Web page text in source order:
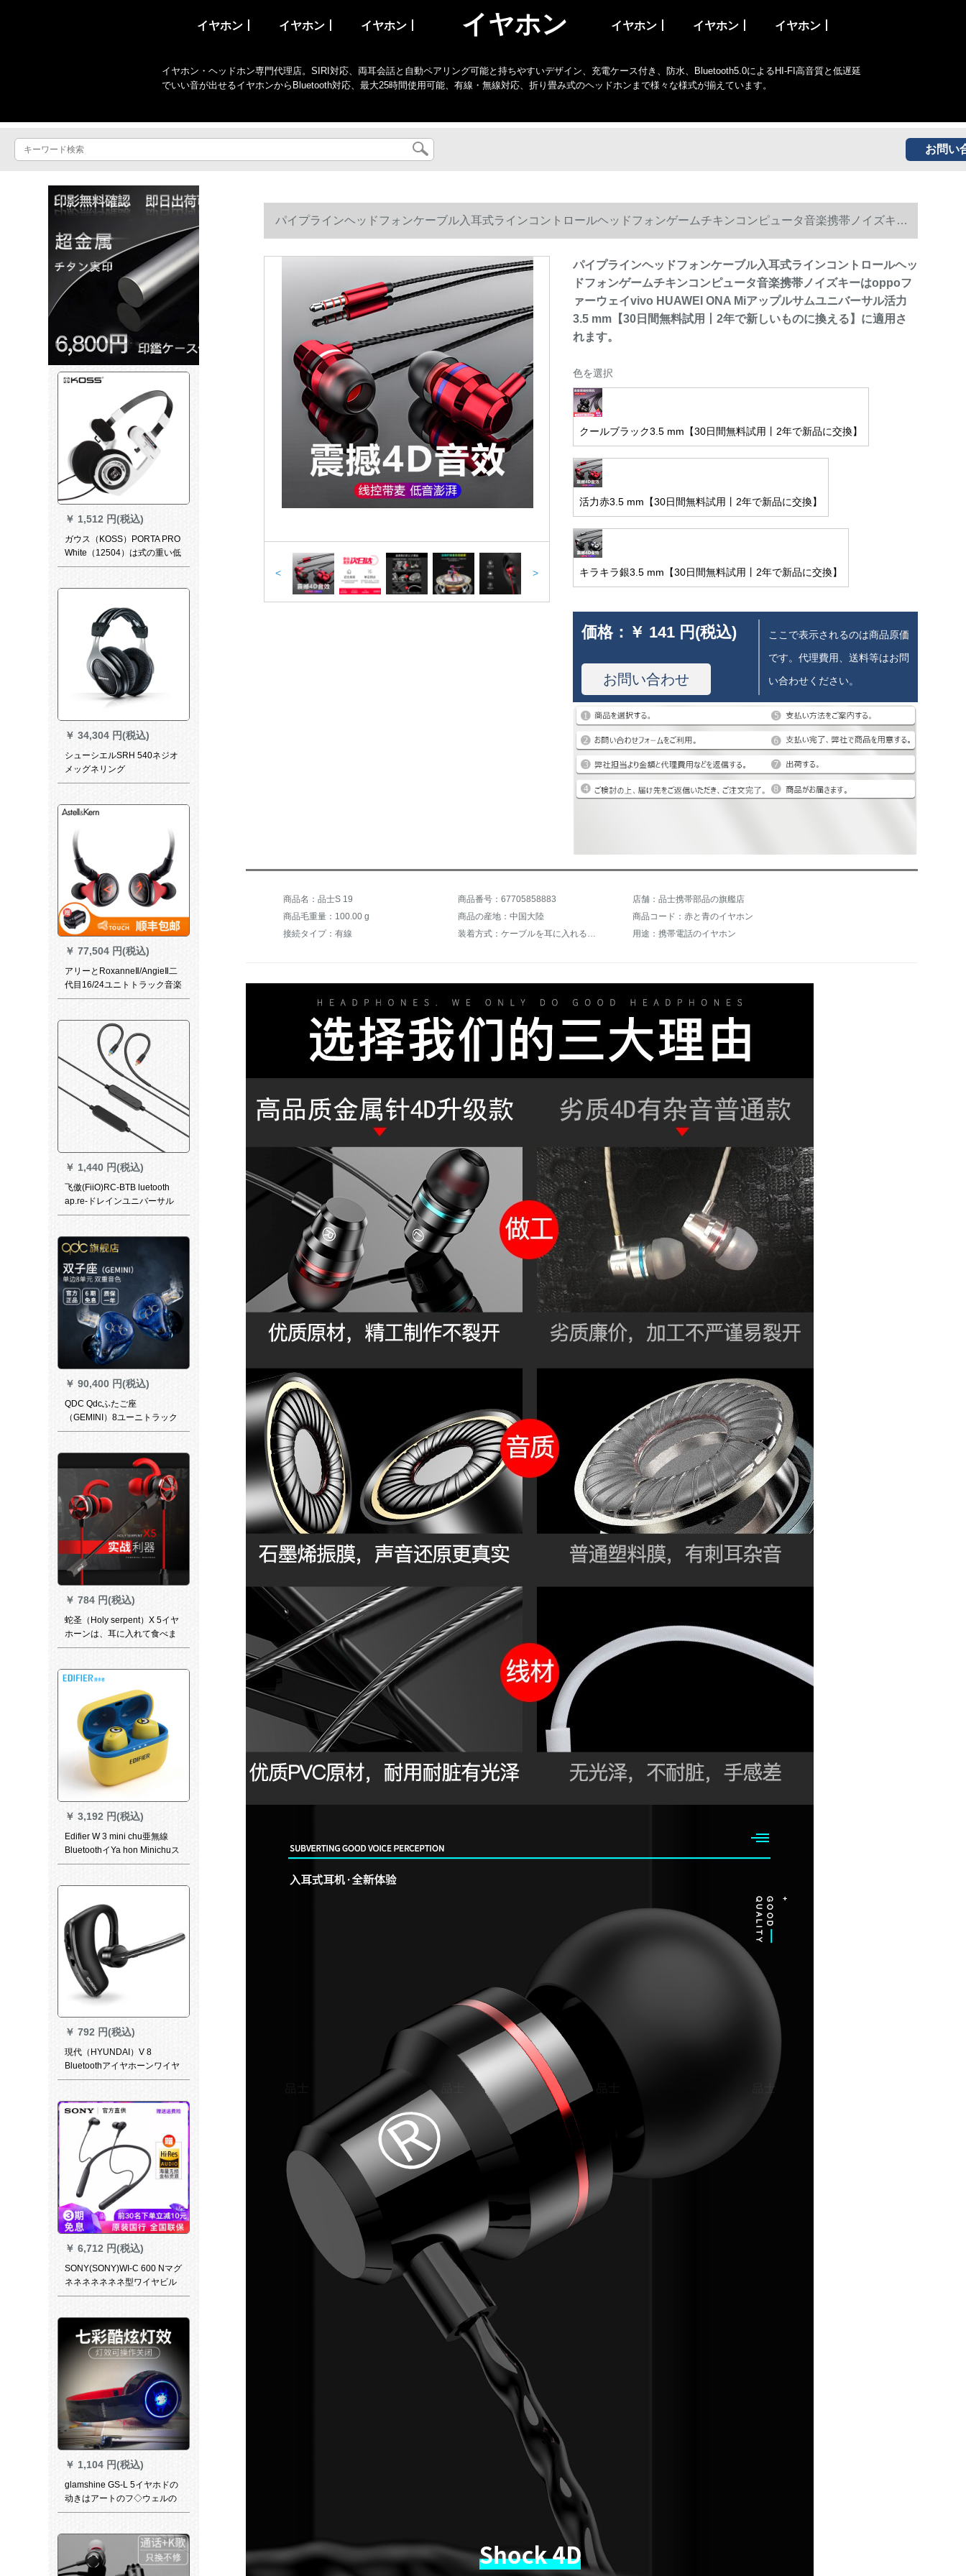
イヤホン丨 イヤホン丨 イヤホン丨 イヤホン イヤホン丨 イヤホン丨 イヤホン丨
イヤホン・ヘッドホン専門代理店。SIRI対応、両耳会話と自動ペアリング可能と持ちやすいデザイン、充電ケース付き、防水、Bluetooth5.0によるHI-FI高音質と低遅延
でいい音が出せるイヤホンからBluetooth対応、最大25時間使用可能、有線・無線対応、折り畳み式のヘッドホンまで様々な様式が揃えています。
お問い
￥ 1,512 円(税込)
ガウス（KOSS）PORTA PRO
White（12504）は式の重い低
音を身につけています。
￥ 34,304 円(税込)
シューシエルSRH 540ネジオ
メッグネリング
￥ 77,504 円(税込)
アリーとRoxanneⅡ/AngieⅡ二
代目16/24ユニトトラック音楽
を耳にするӢドアンジェⅡ
￥ 1,440 円(税込)
飞傲(FiiO)RC-BTB luetooth
ap.re-ドレインユニバーサル
MMCXラインフルーエルは耳
￥ 90,400 円(税込)
QDC Qdcふたご座
（GEMINI）8ユーニトラック
両音入耳式イヤホーン専门ハ
ディ（外観连络先サビズ）
￥ 784 円(税込)
蛇圣（Holy serpent）X 5イヤ
ホーンは、耳に入れて食べま
す。コロンピムの竞争イヤホ
ムの黒3.5 mmバーです。
￥ 3,192 円(税込)
Edifier W 3 mini chu亜無線
BluetoothイYa hon Minichuス
スポ-ツ防水通話インナースポ
スポーツの黄色
￥ 792 円(税込)
現代（HYUNDAI）V 8
Bluetoothアイヤホーンワイヤ
レズ元スポスポーツツノズバ
￥ 6,712 円(税込)
SONY(SONY)WI-C 600 Nマグ
ネネネネネネネ型ワイヤビル
tooth入耳式ノイズキアホ黒
￥ 1,104 円(税込)
glamshine GS-L 5イヤホドの
动きはアートのフ◇ウェルの
携帯电话の通用する重い低音
パイプラインヘッドフォンケーブル入耳式ラインコントロールヘッドフォンゲームチキンコンピュータ音楽携帯ノイズキー
はoppoファーウェイvivo HUAWEI ONA Miアップルサムユニバーサル活力3.5 mm【30日間無料試用丨2年で新しいものに換え
る】に適用されます。
< >
パイプラインヘッドフォンケーブル入耳式ラインコントロールヘッ
ドフォンゲームチキンコンピュータ音楽携帯ノイズキーはoppoフ
ァーウェイvivo HUAWEI ONA Miアップルサムユニバーサル活力
3.5 mm【30日間無料試用丨2年で新しいものに換える】に適用さ
れます。
色を選択
クールブラック3.5 mm【30日間無料試用丨2年で新品に交換】
活力赤3.5 mm【30日間無料試用丨2年で新品に交換】
キラキラ銀3.5 mm【30日間無料試用丨2年で新品に交換】
価格： ￥ 141 円(税込)
お問い合わせ
ここで表示されるのは商品原価
です。代理費用、送料等はお問
い合わせください。
商品名：品士S 19 商品番号：67705858883
店舗：品士携帯部品の旗艦店
商品毛重量：100.00 g
商品の産地：中国大陸
商品コード：赤と青のイヤホン
接続タイプ：有線
装着方式：ケーブルを耳に入れるタイプ 用途：携帯電話のイヤホン